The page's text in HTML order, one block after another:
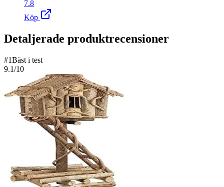
7.8
Köp
Detaljerade produktrecensioner
#1Bäst i test
9.1/10